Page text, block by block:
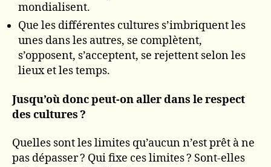
mondialisent.
Que les différentes cultures s’imbriquent les
unes dans les autres, se complètent,
s’opposent, s’acceptent, se rejettent selon les
lieux et les temps.
Jusqu’où donc peut-on aller dans le respect
des cultures ?
Quelles sont les limites qu’aucun n’est prêt à ne
pas dépasser ? Qui fixe ces limites ? Sont-elles